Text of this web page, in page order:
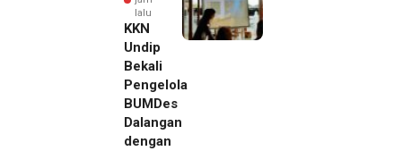
lalu
KKN
Undip
Bekali
Pengelola
BUMDes
Dalangan
dengan